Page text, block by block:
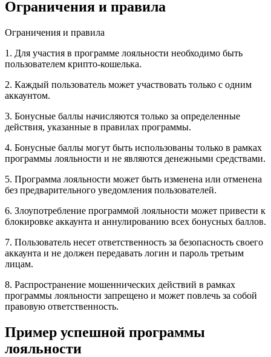
Ограничения и правила
Ограничения и правила
1. Для участия в программе лояльности необходимо быть
пользователем крипто-кошелька.
2. Каждый пользователь может участвовать только с одним
аккаунтом.
3. Бонусные баллы начисляются только за определенные
действия, указанные в правилах программы.
4. Бонусные баллы могут быть использованы только в рамках
программы лояльности и не являются денежными средствами.
5. Программа лояльности может быть изменена или отменена
без предварительного уведомления пользователей.
6. Злоупотребление программой лояльности может привести к
блокировке аккаунта и аннулированию всех бонусных баллов.
7. Пользователь несет ответственность за безопасность своего
аккаунта и не должен передавать логин и пароль третьим
лицам.
8. Распространение мошеннических действий в рамках
программы лояльности запрещено и может повлечь за собой
правовую ответственность.
Пример успешной программы
лояльности